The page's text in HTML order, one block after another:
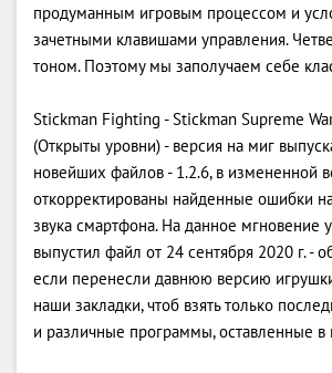
продуманным игровым процессом и
зачетными клавишами управления.
тоном. Поэтому мы заполучаем себе
Stickman Fighting - Stickman Supreme
(Открыты уровни) - версия на миг
новейших файлов - 1.2.6, в измененной
откорректированы найденные ошибки
звука смартфона. На данное мгновение
выпустил файл от 24 сентября 2020 г. -
если перенесли давнюю версию
наши закладки, чтоб взять только
и различные программы, оставленные в